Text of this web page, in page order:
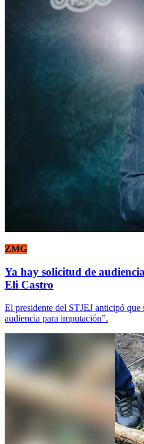
ZMG
Ya hay solicitud de
Eli Castro
El presidente del STJEJ anticipó que
audiencia para imputación”.